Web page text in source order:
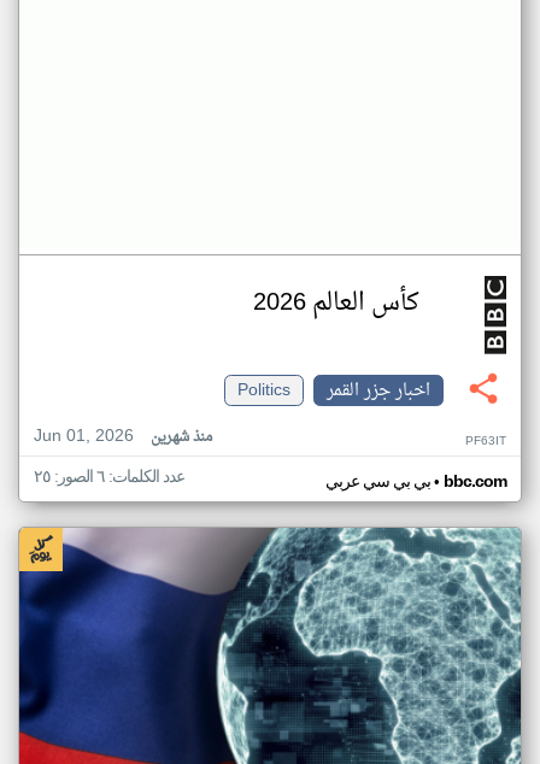
كأس العالم 2026
اخبار جزر القمر
Politics
Jun 01, 2026
منذ شهرين PF63IT
بي بي سي عربي• bbc.com عدد الكلمات: ٦ الصور: ٢٥